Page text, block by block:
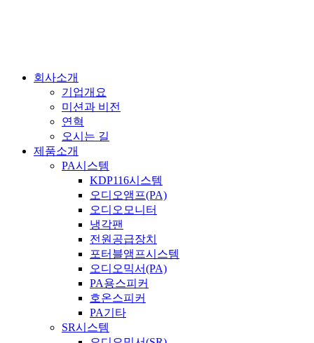
회사소개
기업개요
미션과 비전
연혁
오시는 길
제품소개
PA시스템
KDP116시스템
오디오앰프(PA)
오디오모니터
냉각팬
전원공급장치
포터블앰프시스템
오디오믹서(PA)
PA용스피커
호온스피커
PA기타
SR시스템